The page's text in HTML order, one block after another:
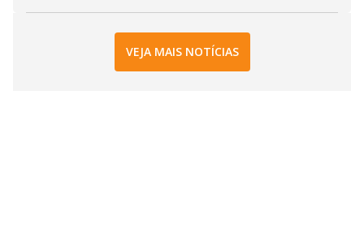
VEJA MAIS NOTÍCIAS